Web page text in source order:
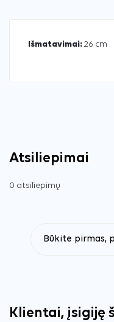
Išmatavimai: 26 cm
Atsiliepimai
0 atsiliepimų
Būkite pirmas,
Klientai, įsigiję